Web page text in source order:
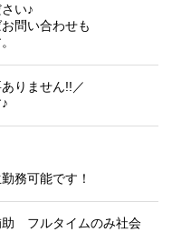
い♪
問い合わせも
りません!!／
務可能です！
助 フルタイムのみ社会